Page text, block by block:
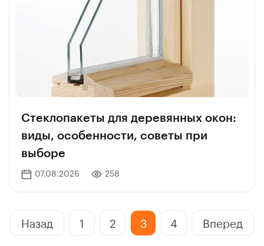
Стеклопакеты для деревянных окон:
виды, особенности, советы при
выборе
07.08.2026 258
Назад 1 2 3 4 Вперед